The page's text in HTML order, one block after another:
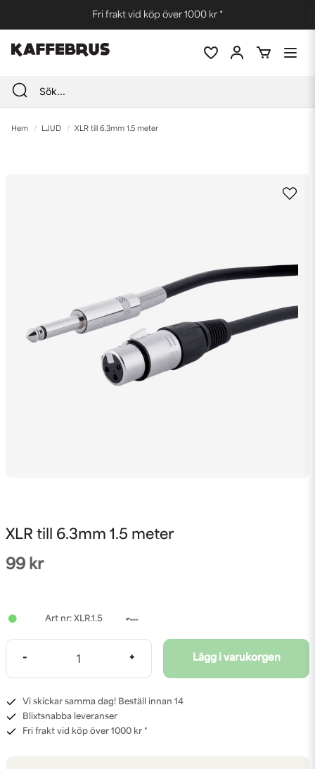
Fri frakt vid köp över 1000 kr *
Hem LJUD XLR till 6.3mm 1.5 meter
XLR till 6.3mm 1.5 meter
99 kr
XLR.1.5
- + Lägg i varukorgen
Vi skickar samma dag! Beställ innan 14
Blixtsnabba leveranser
Fri frakt vid köp över 1000 kr *